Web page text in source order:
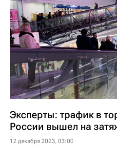
Эксперты: трафик в
России вышел на
12 декабря 2023, 03:00